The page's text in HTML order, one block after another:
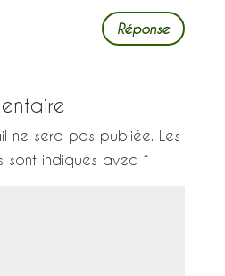
Réponse
ne sera pas publiée. Les
sont indiqués avec *